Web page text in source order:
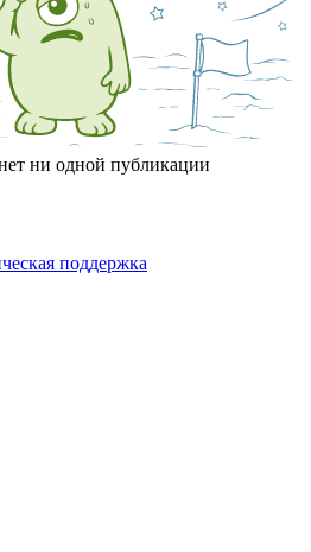
ни одной публикации
поддержка